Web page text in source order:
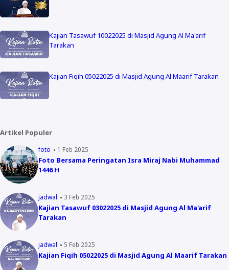
Kajian Tasawuf 10022025 di Masjid Agung Al Ma'arif
Tarakan
Kajian Fiqih 05022025 di Masjid Agung Al Maarif Tarakan
Artikel Populer
foto 1 Feb 2025
Foto Bersama Peringatan Isra Miraj Nabi Muhammad
1446 H
jadwal 3 Feb 2025
Kajian Tasawuf 03022025 di Masjid Agung Al Ma'arif
Tarakan
jadwal 5 Feb 2025
Kajian Fiqih 05022025 di Masjid Agung Al Maarif Tarakan